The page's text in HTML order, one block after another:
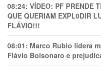
08:24: VÍDEO: PF PRENDE
QUE QUERIAM EXPL0DlR
FLÁVIO!!!
08:01: Marco Rubio lidera
Flávio Bolsonaro e